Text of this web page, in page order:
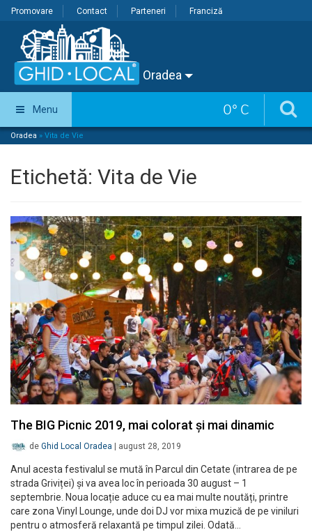
Promovare Contact Parteneri Franciză
Oradea
0° C
Menu
Oradea » Vita de Vie
Etichetă: Vita de Vie
The BIG Picnic 2019, mai colorat și mai dinamic
de Ghid Local Oradea august 28, 2019
Anul acesta festivalul se mută în Parcul din Cetate (intrarea de pe
strada Griviței) și va avea loc în perioada 30 august – 1
septembrie. Noua locație aduce cu ea mai multe noutăți, printre
care zona Vinyl Lounge, unde doi DJ vor mixa muzică de pe viniluri
pentru o atmosferă relaxantă pe timpul zilei. Odată…